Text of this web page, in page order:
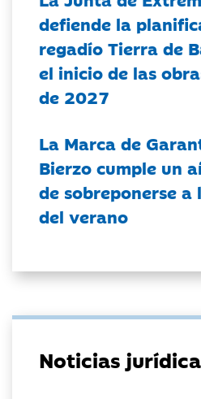
defiende la
regadío Tierra de
el inicio de las
de 2027
La Marca de
Bierzo cumple un
de sobreponerse a
del verano
Noticias